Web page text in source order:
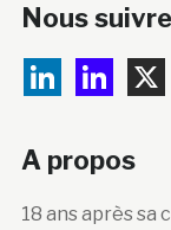
Nous
A propos
18 ans après sa